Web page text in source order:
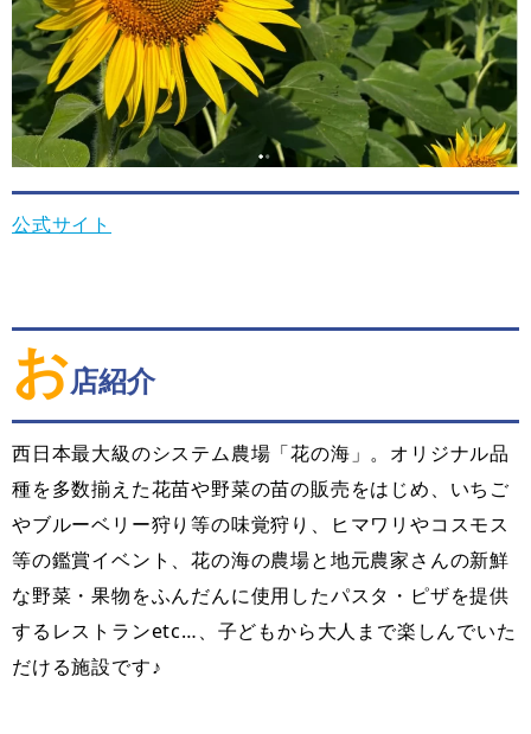
公式サイト
お店紹介
西日本最大級のシステム農場「花の海」。オリジナル品
種を多数揃えた花苗や野菜の苗の販売をはじめ、いちご
やブルーベリー狩り等の味覚狩り、ヒマワリやコスモス
等の鑑賞イベント、花の海の農場と地元農家さんの新鮮
な野菜・果物をふんだんに使用したパスタ・ピザを提供
するレストランetc…、子どもから大人まで楽しんでいた
だける施設です♪